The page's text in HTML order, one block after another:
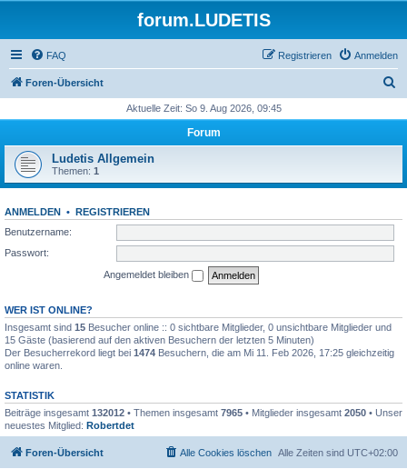
forum.LUDETIS
FAQ Anmelden
Registrieren
Foren-Übersicht
h
Aktuelle Zeit: So 9. Aug 2026, 09:45
Forum
Ludetis Allgemein
Themen: 1
ANMELDEN • REGISTRIEREN
Benutzername:
Passwort:
Angemeldet bleiben
WER IST ONLINE?
Insgesamt sind 15 Besucher online :: 0 sichtbare Mitglieder, 0 unsichtbare Mitglieder und
15 Gäste (basierend auf den aktiven Besuchern der letzten 5 Minuten)
Der Besucherrekord liegt bei 1474 Besuchern, die am Mi 11. Feb 2026, 17:25 gleichzeitig
online waren.
STATISTIK
Beiträge insgesamt 132012 • Themen insgesamt 7965 • Mitglieder insgesamt 2050 • Unser
neuestes Mitglied: Robertdet
Foren-Übersicht Alle Zeiten sind UTC+02:00
Alle Cookies löschen